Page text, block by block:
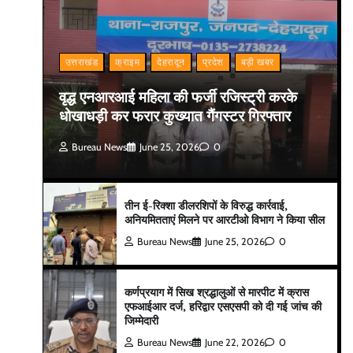
उत्तराखंड क्राइम देहरादून प्रदेश बड़ी खबर
वृद्ध एनआरआई महिला की फर्जी रजिस्ट्री करके
धोखाधड़ी कर फरार कुख्यात गैंगस्टर गिरफ्तार
Bureau News June 25, 2026 0
तीन ई-रिक्शा डीलरशिपों के विरुद्ध कार्रवाई,
अनियमितताएं मिलने पर आरटीओ विभाग ने किया सील
Bureau News June 25, 2026 0
कर्णप्रयाग में सिख श्रद्धालुओं से मारपीट में क्रास
एफआईआर दर्ज, हरिद्वार एसएसपी को दी गई जांच की
जिम्मेदारी
Bureau News June 22, 2026 0